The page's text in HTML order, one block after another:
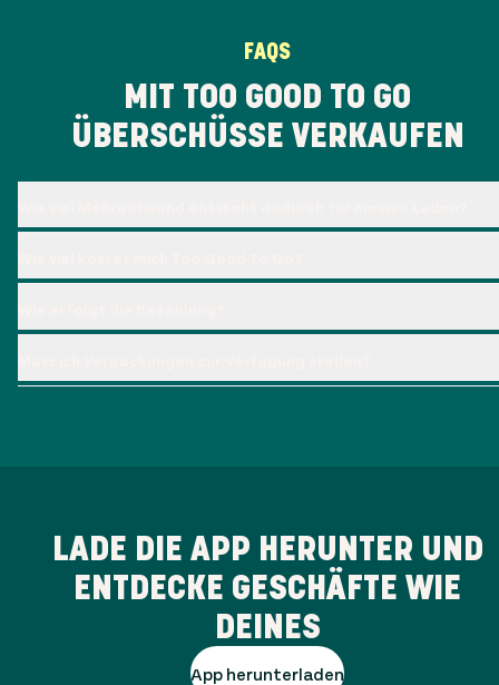
FAQS
MIT TOO GOOD TO GO
ÜBERSCHÜSSE VERKAUFEN
LADE DIE APP HERUNTER UND
ENTDECKE GESCHÄFTE WIE
DEINES
App herunterladen